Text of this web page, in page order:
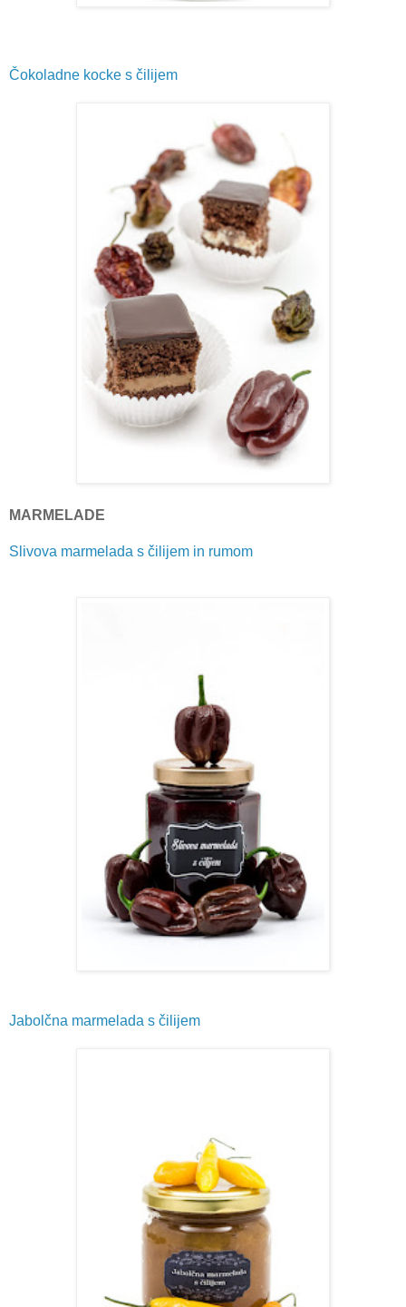
Čokoladne kocke s čilijem
MARMELADE
Slivova marmelada s čilijem in rumom
Jabolčna marmelada s čilijem